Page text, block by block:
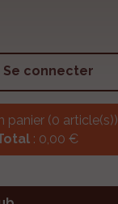
Se connecter
panier (0 article(s))
: 0,00 €